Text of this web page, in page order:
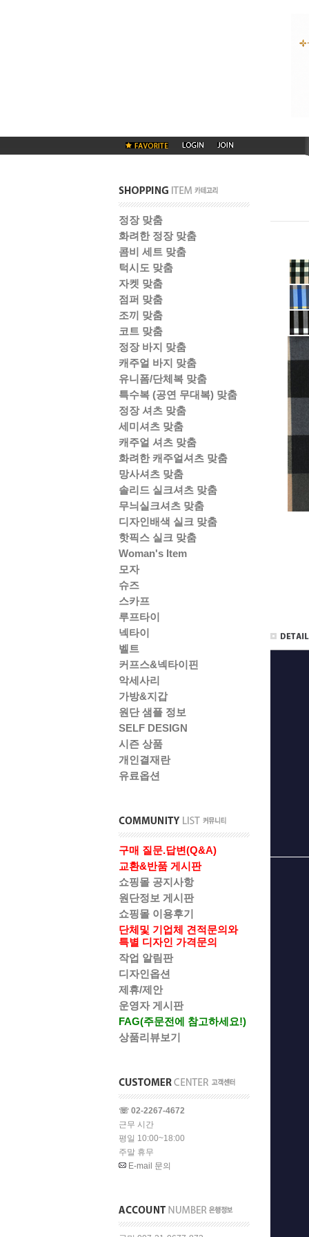
정장 맞춤
화려한 정장 맞춤
콤비 세트 맞춤
턱시도 맞춤
자켓 맞춤
점퍼 맞춤
조끼 맞춤
코트 맞춤
정장 바지 맞춤
캐주얼 바지 맞춤
유니폼/단체복 맞춤
특수복 (공연 무대복) 맞춤
정장 셔츠 맞춤
세미셔츠 맞춤
캐주얼 셔츠 맞춤
화려한 캐주얼셔츠 맞춤
망사셔츠 맞춤
솔리드 실크셔츠 맞춤
무늬실크셔츠 맞춤
디자인배색 실크 맞춤
핫픽스 실크 맞춤
Woman's Item
모자
슈즈
스카프
루프타이
넥타이
벨트
커프스&넥타이핀
악세사리
가방&지갑
원단 샘플 정보
SELF DESIGN
시즌 상품
개인결재란
유료옵션
구매 질문.답변(Q&A)
교환&반품 게시판
쇼핑몰 공지사항
원단정보 게시판
쇼핑몰 이용후기
단체및 기업체 견적문의와
특별 디자인 가격문의
작업 알림판
디자인옵션
제휴/제안
운영자 게시판
FAG(주문전에 참고하세요!)
상품리뷰보기
☏ 02-2267-4672
근무 시간
평일 10:00~18:00
주말 휴무
E-mail 문의